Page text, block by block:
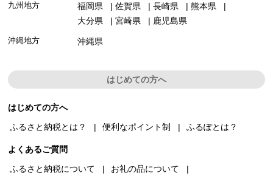
九州地方 福岡県 佐賀県 長崎県
熊本県
大分県
宮崎県 鹿児島県
沖縄地方 沖縄県
はじめての方へ
はじめての方へ
ふるさと納税とは？
便利なポイント制 ふるぽとは？
よくあるご質問
ふるさと納税について
お礼の品について